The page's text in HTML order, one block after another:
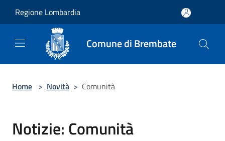
Regione Lombardia
Comune di Brembate
Home > Novità > Comunità
Notizie: Comunità